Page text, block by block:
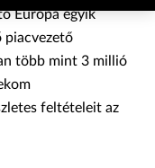
Európa egyik
piacvezető
több mint 3 millió
feltételeit az